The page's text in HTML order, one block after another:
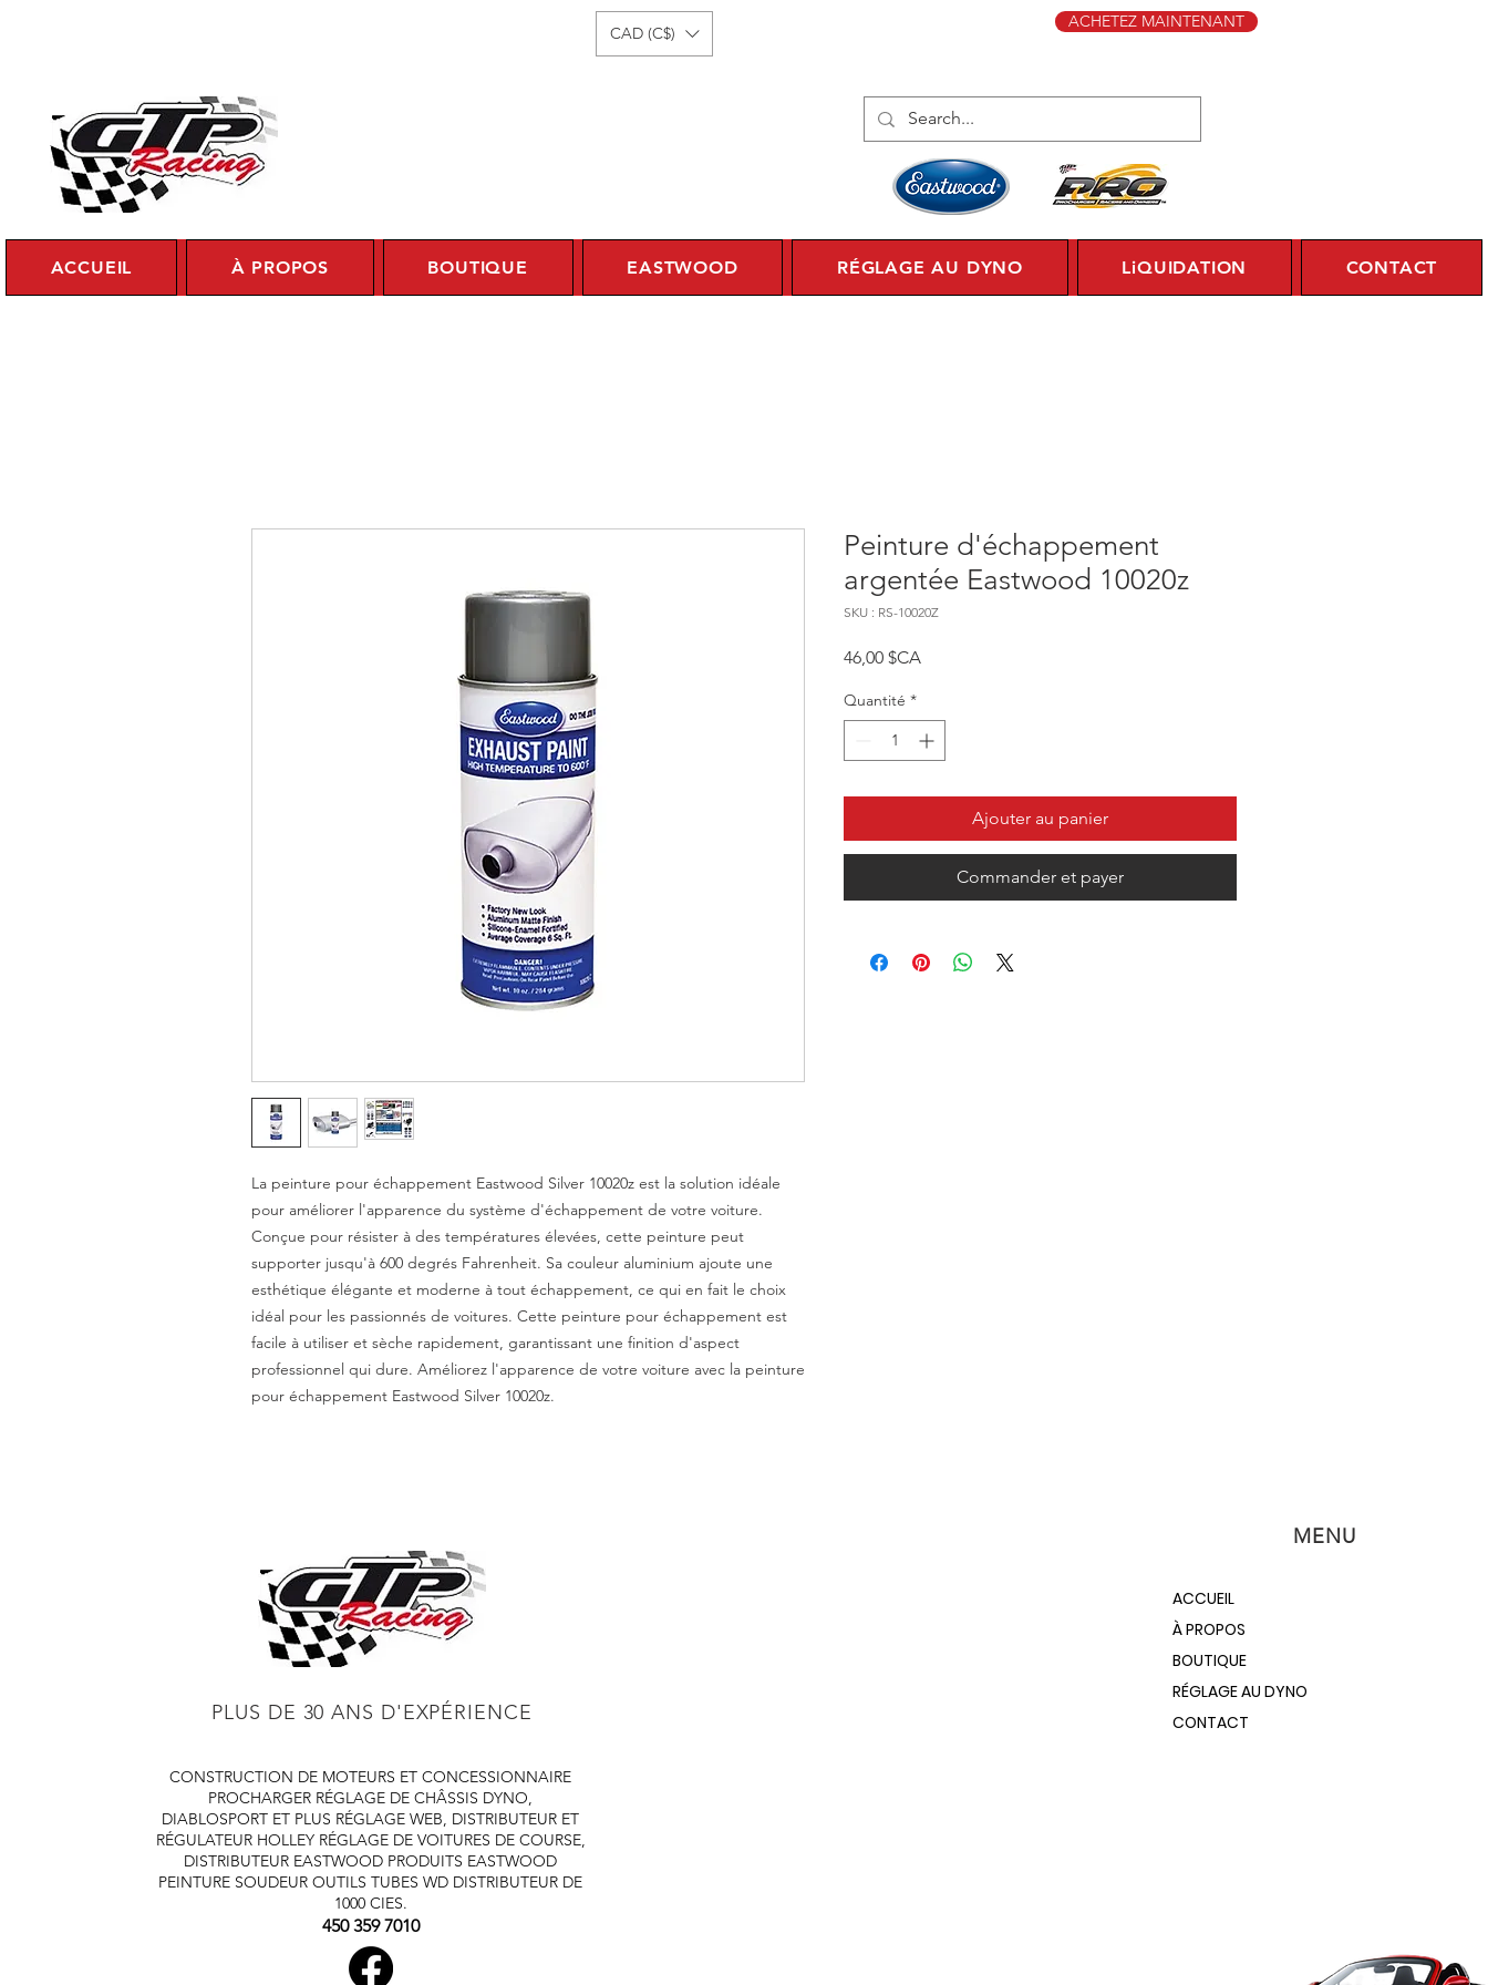
CAD (C$)
ACHETEZ MAINTENANT
ACCUEIL À PROPOS BOUTIQUE EASTWOOD RÉGLAGE AU DYNO LiQUIDATION CONTACT
La peinture pour échappement Eastwood Silver 10020z est la solution idéale
pour améliorer l'apparence du système d'échappement de votre voiture.
Conçue pour résister à des températures élevées, cette peinture peut
supporter jusqu'à 600 degrés Fahrenheit. Sa couleur aluminium ajoute une
esthétique élégante et moderne à tout échappement, ce qui en fait le choix
idéal pour les passionnés de voitures. Cette peinture pour échappement est
facile à utiliser et sèche rapidement, garantissant une finition d'aspect
professionnel qui dure. Améliorez l'apparence de votre voiture avec la peinture
pour échappement Eastwood Silver 10020z.
Peinture d'échappement
argentée Eastwood 10020z
SKU : RS-10020Z
46,00 $CAPrix
Quantité *
Ajouter au panier
Commander et payer
PLUS DE 30 ANS D'EXPÉRIENCE
CONSTRUCTION DE MOTEURS ET CONCESSIONNAIRE
PROCHARGER RÉGLAGE DE CHÂSSIS DYNO,
DIABLOSPORT ET PLUS RÉGLAGE WEB, DISTRIBUTEUR ET
RÉGULATEUR HOLLEY RÉGLAGE DE VOITURES DE COURSE,
DISTRIBUTEUR EASTWOOD PRODUITS EASTWOOD
PEINTURE SOUDEUR OUTILS TUBES WD DISTRIBUTEUR DE
1000 CIES.
450 359 7010
MENU
ACCUEIL
À PROPOS
BOUTIQUE
RÉGLAGE AU DYNO
CONTACT